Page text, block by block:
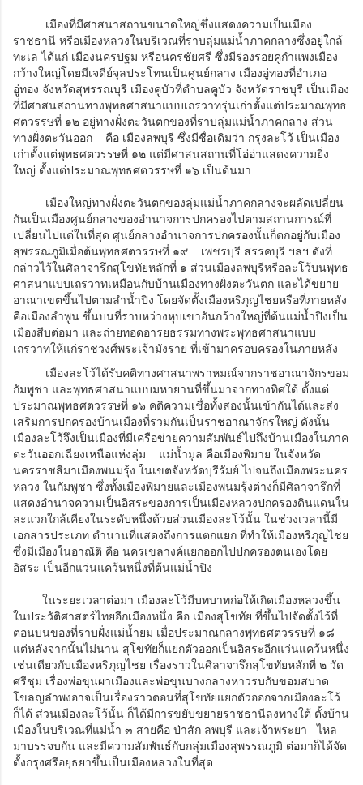
เมืองที่มีศาสนาสถานขนาดใหญ่ซึ่งแสดงความเป็นเมือง
ราชธานี หรือเมืองหลวงในบริเวณที่ราบลุ่มแม่น้ำภาคกลางซึ่งอยู่ใกล้
ทะเล ได้แก่ เมืองนครปฐม หรือนครชัยศรี ซึ่งมีร่องรอยคูกำแพงเมือง
กว้างใหญ่โดยมีเจดีย์จุลประโทนเป็นศูนย์กลาง เมืองอู่ทองที่อำเภอ
อู่ทอง จังหวัดสุพรรณบุรี เมืองคูบัวที่ตำบลคูบัว จังหวัดราชบุรี เป็นเมือง
ที่มีศาสนสถานทางพุทธศาสนาแบบเถรวาทรุ่นเก่าตั้งแต่ประมาณพุทธ
ศตวรรษที่ ๑๒ อยู่ทางฝั่งตะวันตกของที่ราบลุ่มแม่น้ำภาคกลาง ส่วน
ทางฝั่งตะวันออก คือ เมืองลพบุรี ซึ่งมีชื่อเดิมว่า กรุงละโว้ เป็นเมือง
เก่าตั้งแต่พุทธศตวรรษที่ ๑๒ แต่มีศาสนสถานที่โอ่อ่าแสดงความยิ่ง
ใหญ่ ตั้งแต่ประมาณพุทธศตวรรษที่ ๑๖ เป็นต้นมา
เมืองใหญ่ทางฝั่งตะวันตกของลุ่มแม่น้ำภาคกลางจะผลัดเปลี่ยน
กันเป็นเมืองศูนย์กลางของอำนาจการปกครองไปตามสถานการณ์ที่
เปลี่ยนไปแต่ในที่สุด ศูนย์กลางอำนาจการปกครองนั้นก็ตกอยู่กับเมือง
สุพรรณภูมิเมื่อต้นพุทธศตวรรษที่ ๑๙ เพชรบุรี สรรคบุรี ฯลฯ ดังที่
กล่าวไว้ในศิลาจารึกสุโขทัยหลักที่ ๑ ส่วนเมืองลพบุรีหรือละโว้บนพุทธ
ศาสนาแบบเถรวาทเหมือนกับบ้านเมืองทางฝั่งตะวันตก และได้ขยาย
อาณาเขตขึ้นไปตามลำน้ำปิง โดยจัดตั้งเมืองหริภุญไชยหรือที่ภายหลัง
คือเมืองลำพูน ขึ้นบนที่ราบหว่างหุบเขาอันกว้างใหญ่ที่ต้นแม่น้ำปิงเป็น
เมืองสืบต่อมา และถ่ายทอดอารยธรรมทางพระพุทธศาสนาแบบ
เถรวาทให้แก่ราชวงศ์พระเจ้ามังราย ที่เข้ามาครอบครองในภายหลัง
เมืองละโว้ได้รับคติทางศาสนาพราหมณ์จากราชอาณาจักรขอม
กัมพูชา และพุทธศาสนาแบบมหายานที่ขึ้นมาจากทางทิศใต้ ตั้งแต่
ประมาณพุทธศตวรรษที่ ๑๖ คติความเชื่อทั้งสองนั้นเข้ากันได้และส่ง
เสริมการปกครองบ้านเมืองที่รวมกันเป็นราชอาณาจักรใหญ่ ดังนั้น
เมืองละโว้จึงเป็นเมืองที่มีเครือข่ายความสัมพันธ์ไปถึงบ้านเมืองในภาค
ตะวันออกเฉียงเหนือแห่งลุ่ม แม่น้ำมูล คือเมืองพิมาย ในจังหวัด
นครราชสีมาเมืองพนมรุ้ง ในเขตจังหวัดบุรีรัมย์ ไปจนถึงเมืองพระนคร
หลวง ในกัมพูชา ซึ่งทั้งเมืองพิมายและเมืองพนมรุ้งต่างก็มีศิลาจารึกที่
แสดงอำนาจความเป็นอิสระของการเป็นเมืองหลวงปกครองดินแดนใน
ละแวกใกล้เคียงในระดับหนึ่งด้วยส่วนเมืองละโว้นั้น ในช่วงเวลานี้มี
เอกสารประเภท ตำนานที่แสดงถึงการแตกแยก ที่ทำให้เมืองหริภุญไชย
ซึ่งมีเมืองในอาณัติ คือ นครเขลางค์แยกออกไปปกครองตนเองโดย
อิสระ เป็นอีกแว่นแคว้นหนึ่งที่ต้นแม่น้ำปิง
ในระยะเวลาต่อมา เมืองละโว้มีบทบาทก่อให้เกิดเมืองหลวงขึ้น
ในประวัติศาสตร์ไทยอีกเมืองหนึ่ง คือ เมืองสุโขทัย ที่ขึ้นไปจัดตั้งไว้ที่
ตอนบนของที่ราบฝั่งแม่น้ำยม เมื่อประมาณกลางพุทธศตวรรษที่ ๑๘
แต่หลังจากนั้นไม่นาน สุโขทัยก็แยกตัวออกเป็นอิสระอีกแว่นแคว้นหนึ่ง
เช่นเดียวกับเมืองหริภุญไชย เรื่องราวในศิลาจารึกสุโขทัยหลักที่ ๒ วัด
ศรีชุม เรื่องพ่อขุนผาเมืองและพ่อขุนบางกลางหาวรบกับขอมสบาด
โขลญลำพงอาจเป็นเรื่องราวตอนที่สุโขทัยแยกตัวออกจากเมืองละโว้
ก็ได้ ส่วนเมืองละโว้นั้น ก็ได้มีการขยับขยายราชธานีลงทางใต้ ตั้งบ้าน
เมืองในบริเวณที่แม่น้ำ ๓ สายคือ ป่าสัก ลพบุรี และเจ้าพระยา ไหล
มาบรรจบกัน และมีความสัมพันธ์กับกลุ่มเมืองสุพรรณภูมิ ต่อมาก็ได้จัด
ตั้งกรุงศรีอยุธยาขึ้นเป็นเมืองหลวงในที่สุด